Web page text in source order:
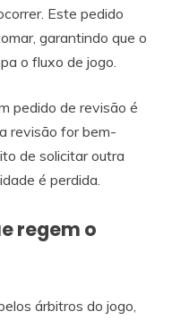
Este pedido
garantindo que o
o fluxo de jogo.
pedido de revisão é
revisão for bem-
de solicitar outra
é perdida.
regem o
árbitros do jogo,